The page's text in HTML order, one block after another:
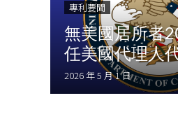
專利要聞
無美國居所者
任美國代理人
2026 年 5 月 1 日